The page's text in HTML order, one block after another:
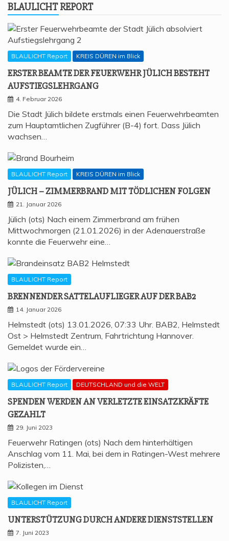
BLAU­LICHT REPORT
BLAULICHT Report KREIS DÜREN im Blick
ERS­TER BEAM­TE DER FEU­ER­WEHR JÜLICH BESTEHT
AUFSTIEGSLEHRGANG
4. Februar 2026
Die Stadt Jülich bildete erstmals einen Feuerwehrbeamten
zum Hauptamtlichen Zugführer (B-4) fort. Dass Jülich
wachsen…
BLAULICHT Report KREIS DÜREN im Blick
JÜLICH – ZIM­MER­BRAND MIT TÖD­LI­CHEN FOLGEN
21. Januar 2026
Jülich (ots) Nach einem Zimmerbrand am frühen
Mittwochmorgen (21.01.2026) in der Adenauerstraße
konnte die Feuerwehr eine…
BLAULICHT Report
BREN­NEN­DER SAT­TEL­AUF­LIE­GER AUF DER BAB2
14. Januar 2026
Helmstedt (ots) 13.01.2026, 07:33 Uhr. BAB2, Helmstedt
Ost > Helmstedt Zentrum, Fahrtrichtung Hannover.
Gemeldet wurde ein…
BLAULICHT Report DEUTSCHLAND und die WELT
SPEN­DEN WER­DEN AN VER­LETZ­TE EIN­SATZ­KRÄF­TE
GEZAHLT
29. Juni 2023
Feuerwehr Ratingen (ots) Nach dem hinterhältigen
Anschlag vom 11. Mai, bei dem in Ratingen-West mehrere
Polizisten,…
BLAULICHT Report
UNTER­STÜT­ZUNG DURCH ANDE­RE DIENSTSTELLEN
7. Juni 2023